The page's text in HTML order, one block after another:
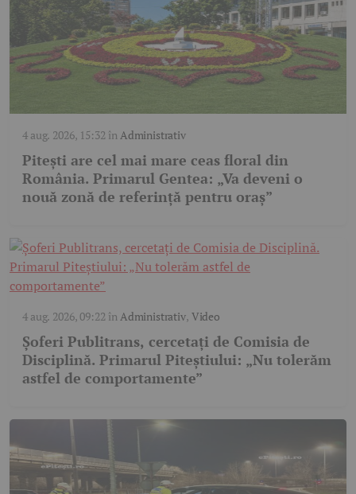
4 aug. 2026, 15:32 înAdministrativ
Pitești are cel mai mare ceas floral din
România. Primarul Gentea: „Va deveni o
nouă zonă de referință pentru oraș”
4 aug. 2026, 09:22 înAdministrativ, Video
Șoferi Publitrans, cercetați de Comisia de
Disciplină. Primarul Piteștiului: „Nu tolerăm
astfel de comportamente”